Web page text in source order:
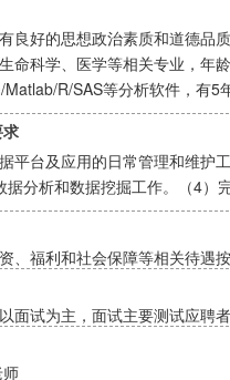
有良好的思想政治素质和道德
命科学、医学等相关专业，年
R/SAS等分析软件，有5
据平台及应用的日常管理和维
分析和数据挖掘工作。（4）
、福利和社会保障等相关待遇
面试为主，面试主要测试应聘